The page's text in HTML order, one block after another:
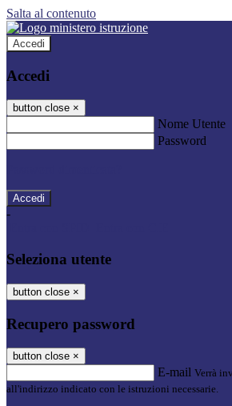
Salta al contenuto
Accedi
Accedi
button close ×
Nome Utente
Password
-
Seleziona utente
button close ×
Recupero password
button close ×
E-mail Verrà
all'indirizzo indicato con le istruzioni necessarie.